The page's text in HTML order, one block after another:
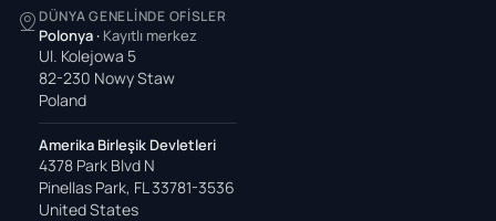
DÜNYA GENELINDE OFISLER
Polonya · Kayıtlı merkez
Ul. Kolejowa 5
82-230 Nowy Staw
Poland
Amerika Birleşik Devletleri
4378 Park Blvd N
Pinellas Park, FL 33781-3536
United States